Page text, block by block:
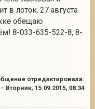
в лоток. 27 августа
обещаю
8-033-635-522-8, 8-
отредактировала:
- Вторник, 15.09.2015, 08:34